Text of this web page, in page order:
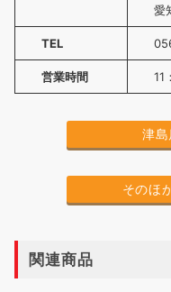
愛
TEL
営業時間 11
津島
そのほ
関連商品